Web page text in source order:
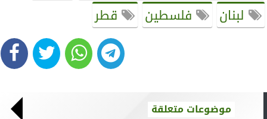
لبنان
فلسطين قطر
موضوعات متعلقة